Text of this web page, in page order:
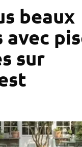
beaux
avec
sur